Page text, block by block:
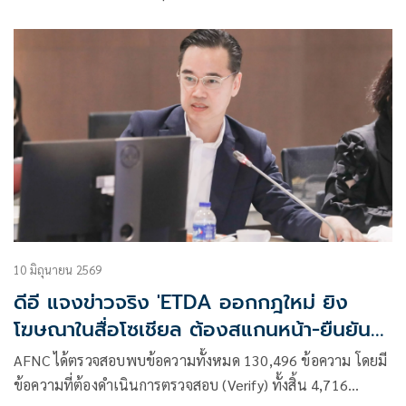
10 มิถุนายน 2569
ดีอี แจงข่าวจริง 'ETDA ออกกฎใหม่ ยิง
โฆษณาในสื่อโซเชียล ต้องสแกนหน้า-ยืนยัน
ตัวตนก่อน' ช่วยตัดช่องทาง 'สแกมเมอร์'
หลอกลวง ปชช.
AFNC ได้ตรวจสอบพบข้อความทั้งหมด 130,496 ข้อความ โดยมี
ข้อความที่ต้องดำเนินการตรวจสอบ (Verify) ทั้งสิ้น 4,716